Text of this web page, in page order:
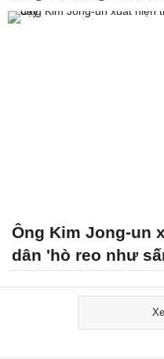
Ông Kim Jong-un
dân 'hò reo như